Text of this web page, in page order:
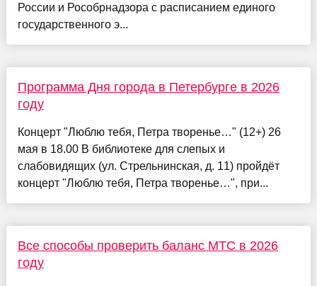
России и Рособрнадзора с расписанием единого
государственного э...
Программа Дня города в Петербурге в 2026
году
Концерт "Люблю тебя, Петра творенье…" (12+) 26
мая в 18.00 В библиотеке для слепых и
слабовидящих (ул. Стрельнинская, д. 11) пройдёт
концерт "Люблю тебя, Петра творенье…", при...
Все способы проверить баланс МТС в 2026
году